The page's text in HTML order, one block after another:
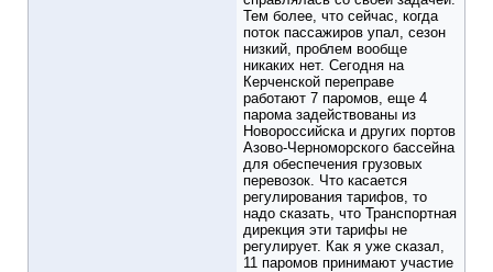
Тем более, что сейчас, когда
поток пассажиров упал, сезон
низкий, проблем вообще
никаких нет. Сегодня на
Керченской переправе
работают 7 паромов, еще 4
парома задействованы из
Новороссийска и других портов
Азово-Черноморского бассейна
для обеспечения грузовых
перевозок. Что касается
регулирования тарифов, то
надо сказать, что Транспортная
дирекция эти тарифы не
регулирует. Как я уже сказал,
11 паромов принимают участие